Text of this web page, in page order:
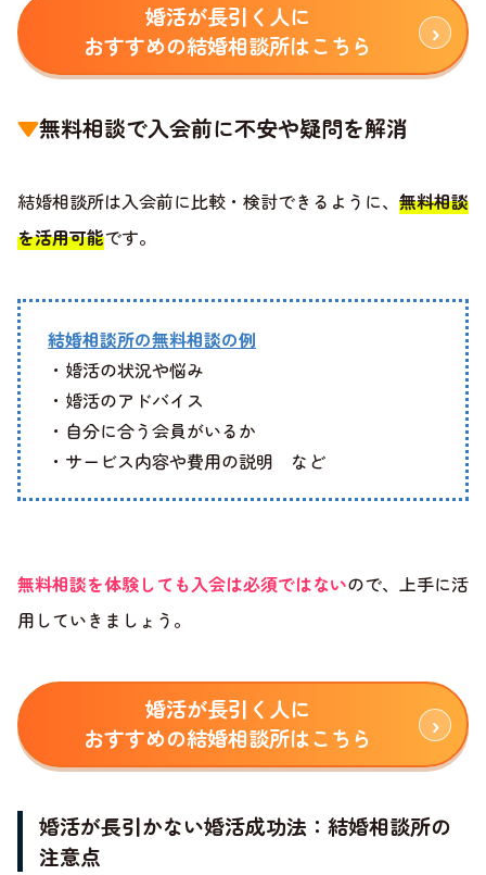
婚活が長引く人に
おすすめの結婚相談所はこちら
▼無料相談で入会前に不安や疑問を解消
結婚相談所は入会前に比較・検討できるように、 無料相談
を活用可能です。
結婚相談所の無料相談の例
・婚活の状況や悩み
・婚活のアドバイス
・自分に合う会員がいるか
・サービス内容や費用の説明 など
無料相談を体験しても入会は必須ではないので、上手に活
用していきましょう。
婚活が長引く人に
おすすめの結婚相談所はこちら
婚活が長引かない婚活成功法：結婚相談所の
注意点